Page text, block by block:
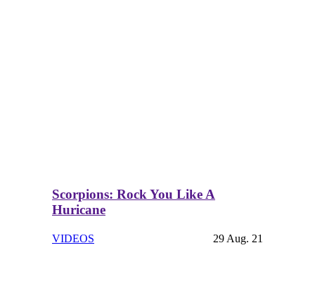
Scorpions: Rock You Like A
Huricane
VIDEOS 29 Aug. 21